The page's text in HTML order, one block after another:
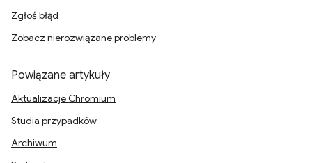
Zgłoś błąd
Zobacz nierozwiązane problemy
Powiązane artykuły
Aktualizacje Chromium
Studia przypadków
Archiwum